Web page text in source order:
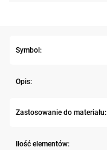
Symbol:
Opis:
Zastosowanie do materiału:
Ilość elementów: